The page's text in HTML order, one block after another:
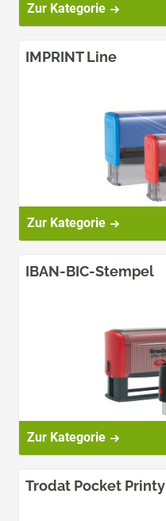
Zur Kategorie
IMPRINT Line
Zur Kategorie
IBAN-BIC-Stempel
Zur Kategorie
Trodat Pocket Printy